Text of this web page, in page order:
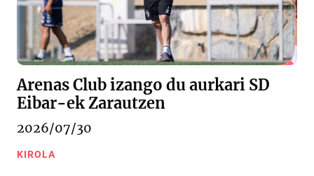
Arenas Club izango du aurkari SD
Eibar-ek Zarautzen
2026/07/30
KIROLA